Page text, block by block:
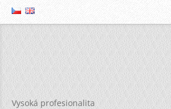
Vysoká profesionalita